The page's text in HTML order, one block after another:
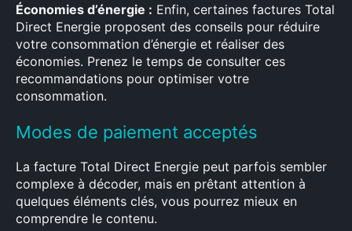
Économies d’énergie : Enfin, certaines factures Total
Direct Energie proposent des conseils pour réduire
votre consommation d’énergie et réaliser des
économies. Prenez le temps de consulter ces
recommandations pour optimiser votre
consommation.
Modes de paiement acceptés
La facture Total Direct Energie peut parfois sembler
complexe à décoder, mais en prêtant attention à
quelques éléments clés, vous pourrez mieux en
comprendre le contenu.